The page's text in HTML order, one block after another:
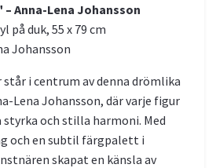
Anna-Lena Johansson
på duk, 55 x 79 cm
Johansson
i centrum av denna drömlika
Lena Johansson, där varje figur
och stilla harmoni. Med
och en subtil färgpalett i
skapat en känsla av